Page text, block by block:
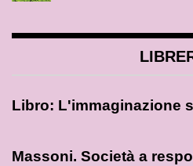
Libro: L'immaginazione
Massoni. Società a